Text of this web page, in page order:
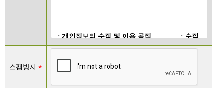
ㆍ개인정보의 수집 및 이용 목적
ㆍ수집
하는 개인정보 항목 및 수집방법
ㆍ개인정보의 보유 및 이용기간
스팸방지